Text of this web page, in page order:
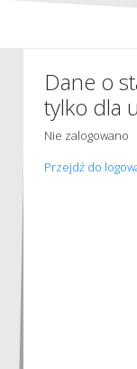
Dane o
tylko dla
Nie zalogowano
Przejdź do